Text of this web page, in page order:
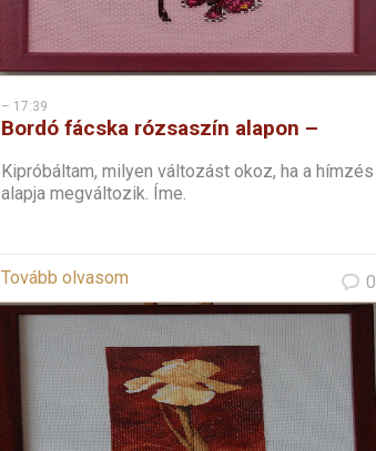
– 17:39
Bordó fácska rózsaszín alapon –
Kipróbáltam, milyen változást okoz, ha a hímzés
alapja megváltozik. Íme.
Tovább olvasom 0